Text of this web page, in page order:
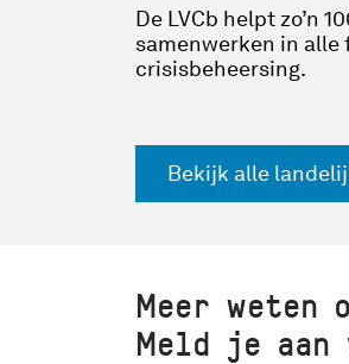
De LVCb helpt zo’n
samenwerken in alle
crisisbeheersing.
Bekijk alle
Meer weten
Meld je aan